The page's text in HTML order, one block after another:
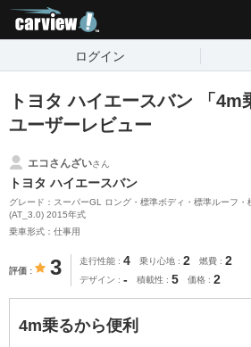
ログイン
トヨタ ハイエースバン 「4m
ユーザーレビュー
エコさんざいさん
トヨタ ハイエースバン
グレード：スーパーGL ロング・標準ボディ・標準ルーフ
(AT_3.0) 2015年式
乗車形式：仕事用
評価 3 走行性能 4 乗り心地 2 燃費 2
デザイン - 積載性 5 価格 2
4m乗るから便利